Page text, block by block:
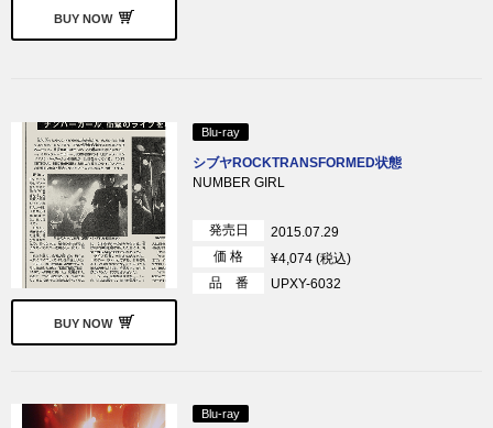
BUY NOW
BUY NOW
Blu-ray
シブヤROCKTRANSFORMED状態
NUMBER GIRL
発売日
2015.07.29
価 格
¥4,074 (税込)
品 番
UPXY-6032
Blu-ray